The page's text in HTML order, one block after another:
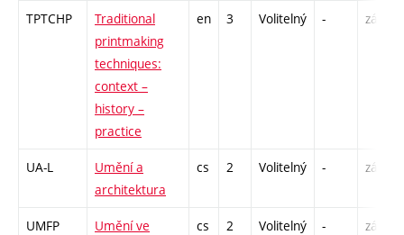
TPTCHP
Traditional
printmaking
techniques:
context –
history –
practice
en 3 Volitelný - zá
UA-L
Umění a
architektura
cs 2 Volitelný - zá
UMFP
Umění ve
cs 2 Volitelný - zá